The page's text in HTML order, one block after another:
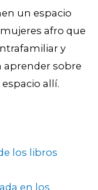
un espacio
afro que
y
aprender sobre
allí.
los libros
en los